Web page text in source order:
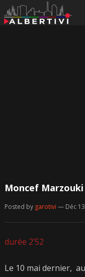
Moncef
Posted by garotivi — Déc
durée 2’52
Le 10 mai dernier,